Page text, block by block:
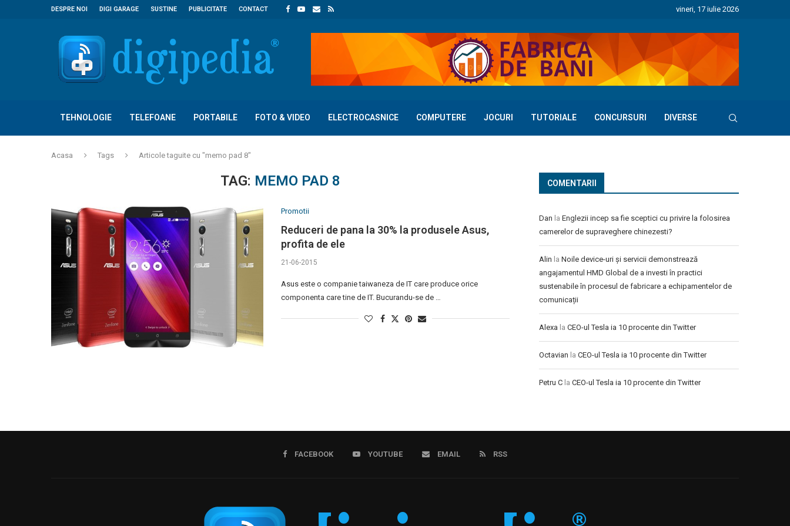
DESPRE NOI DIGI GARAGE SUSTINE PUBLICITATE CONTACT vineri, 17 iulie 2026
TEHNOLOGIE TELEFOANE PORTABILE FOTO & VIDEO ELECTROCASNICE COMPUTERE JOCURI TUTORIALE CONCURSURI DIVERSE
Acasa Tags Articole taguite cu "memo pad 8"
TAG: MEMO PAD 8
Promotii
Reduceri de pana la 30% la produsele Asus,
profita de ele
21-06-2015
Asus este o companie taiwaneza de IT care produce orice
componenta care tine de IT. Bucurandu-se de …
COMENTARII
Dan la Englezii incep sa fie sceptici cu privire la folosirea
camerelor de supraveghere chinezesti?
Alin la Noile device-uri și servicii demonstrează
angajamentul HMD Global de a investi în practici
sustenabile în procesul de fabricare a echipamentelor de
comunicații
Alexa la CEO-ul Tesla ia 10 procente din Twitter
Octavian la CEO-ul Tesla ia 10 procente din Twitter
Petru C la CEO-ul Tesla ia 10 procente din Twitter
FACEBOOK YOUTUBE EMAIL RSS